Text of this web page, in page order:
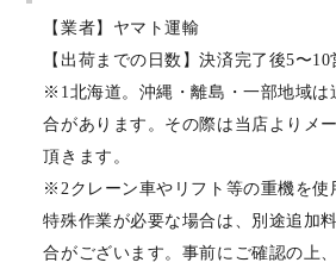
【業者】ヤマト運輸
【出荷までの日数】決済完了後5〜10
※1北海道。沖縄・離島・一部地域は
合があります。その際は当店よりメ
頂きます。
※2クレーン車やリフト等の重機を使
特殊作業が必要な場合は、別途追加
合がございます。事前にご確認の上